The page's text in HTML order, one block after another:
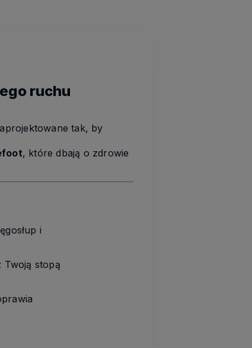
ruchu
tak, by
, które dbają o zdrowie
i
Twoją stopą